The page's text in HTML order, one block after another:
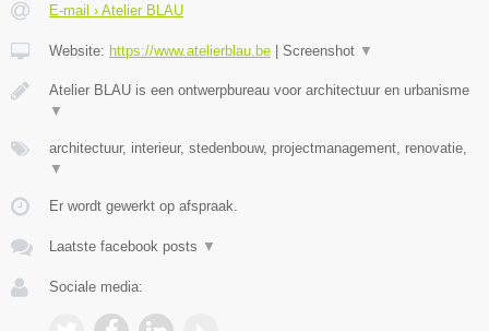
E-mail › Atelier BLAU
Website: https://www.atelierblau.be | Screenshot ▼
Atelier BLAU is een ontwerpbureau voor architectuur en urbanisme
▼
architectuur, interieur, stedenbouw, projectmanagement, renovatie,
▼
Er wordt gewerkt op afspraak.
Laatste facebook posts ▼
Sociale media: